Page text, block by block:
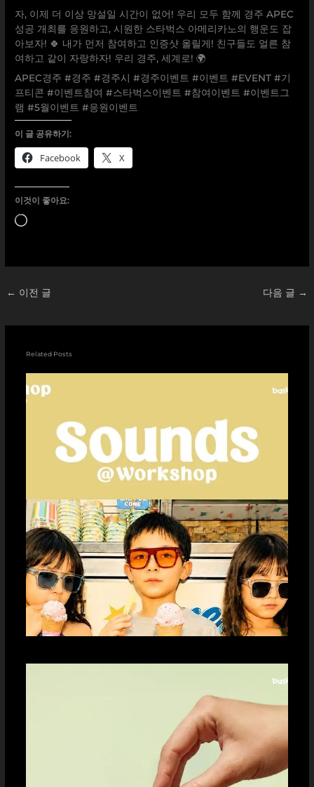
자, 이제 더 이상 망설일 시간이 없어! 우리 모두 함께 경주 APEC
성공 개최를 응원하고, 시원한 스타벅스 아메리카노의 행운도 잡
아보자! 🍀 내가 먼저 참여하고 인증샷 올릴게! 친구들도 얼른 참
여하고 같이 자랑하자! 우리 경주, 세계로! 🌍
APEC경주 #경주 #경주시 #경주이벤트 #이벤트 #EVENT #기
프티콘 #이벤트참여 #스타벅스이벤트 #참여이벤트 #이벤트그
램 #5월이벤트 #응원이벤트
이 글 공유하기:
Facebook X
이것이 좋아요:
로
← 이전 글 다음 글 →
Related Posts